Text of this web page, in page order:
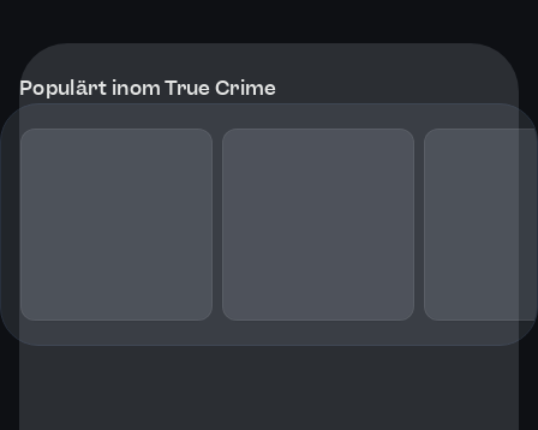
Populärt inom True Crime